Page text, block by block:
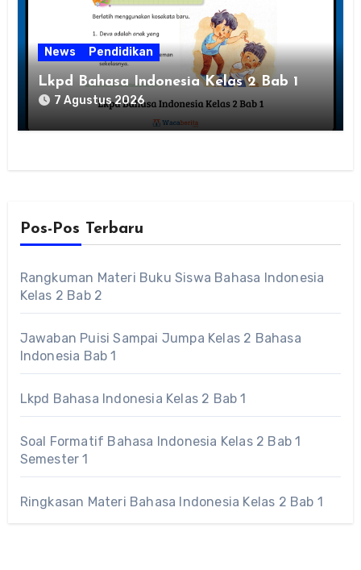
News Pendidikan
Lkpd Bahasa Indonesia Kelas 2 Bab 1
7 Agustus 2026
Pos-Pos Terbaru
Rangkuman Materi Buku Siswa Bahasa Indonesia
Kelas 2 Bab 2
Jawaban Puisi Sampai Jumpa Kelas 2 Bahasa
Indonesia Bab 1
Lkpd Bahasa Indonesia Kelas 2 Bab 1
Soal Formatif Bahasa Indonesia Kelas 2 Bab 1
Semester 1
Ringkasan Materi Bahasa Indonesia Kelas 2 Bab 1